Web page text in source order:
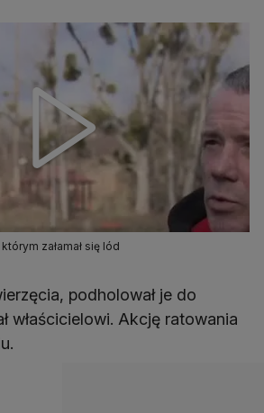
załamał się lód
podholował je do
właścicielowi. Akcję ratowania